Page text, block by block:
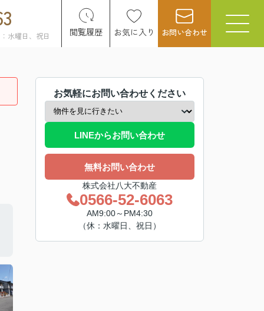
水曜日、祝日 閲覧履歴 お気に入り お問い合わせ
お気軽にお問い合わせください
LINEからお問い合わせ
無料お問い合わせ
株式会社八大不動産
0566-52-6063
AM9:00～PM4:30
（休：水曜日、祝日）